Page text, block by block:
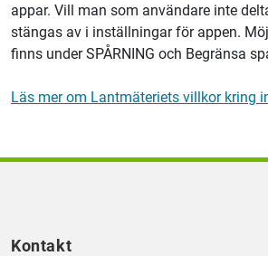
appar. Vill man som användare inte
stängas av i inställningar för appen.
finns under SPÅRNING och Begränsa
Läs mer om Lantmäteriets villkor kring
Kontakt